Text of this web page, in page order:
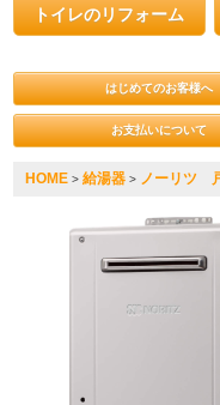
トイレのリフォーム
はじめてのお客様へ
お支払いについて
HOME > 給湯器 > ノーリツ